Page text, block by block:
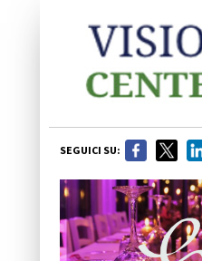
SEGUICI SU: